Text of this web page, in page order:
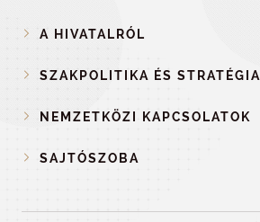
A HIVATALRÓL
SZAKPOLITIKA ÉS STRATÉGIA
NEMZETKÖZI KAPCSOLATOK
SAJTÓSZOBA